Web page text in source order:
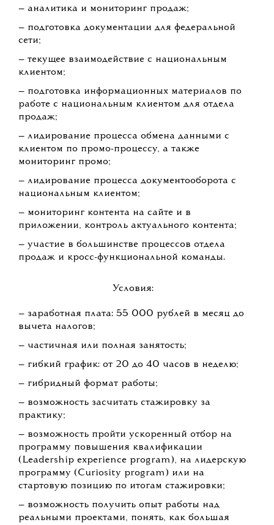
— аналитика и мониторинг продаж;
— подготовка документации для федеральной
сети;
— текущее взаимодействие с национальным
клиентом;
— подготовка информационных материалов по
работе с национальным клиентом для отдела
продаж;
— лидирование процесса обмена данными с
клиентом по промо-процессу, а также
мониторинг промо;
— лидирование процесса документооборота с
национальным клиентом;
— мониторинг контента на сайте и в
приложении, контроль актуального контента;
— участие в большинстве процессов отдела
продаж и кросс-функциональной команды.
Условия:
— заработная плата: 55 000 рублей в месяц до
вычета налогов;
— частичная или полная занятость;
— гибкий график: от 20 до 40 часов в неделю;
— гибридный формат работы;
— возможность засчитать стажировку за
практику;
— возможность пройти ускоренный отбор на
программу повышения квалификации
(Leadership experience program), на лидерскую
программу (Curiosity program) или на
стартовую позицию по итогам стажировки;
— возможность получить опыт работы над
реальными проектами, понять, как большая